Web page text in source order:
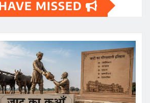
MISSED